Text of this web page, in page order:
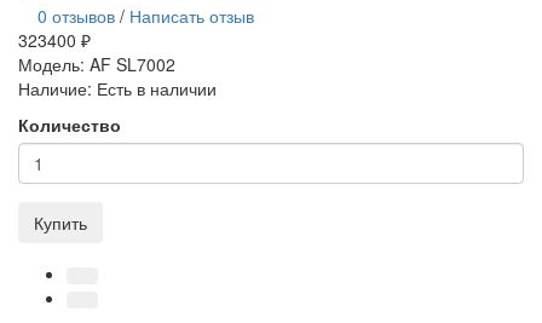
0 отзывов / Написать отзыв
323400 ₽
Модель: AF SL7002
Наличие: Есть в наличии
Количество
Купить